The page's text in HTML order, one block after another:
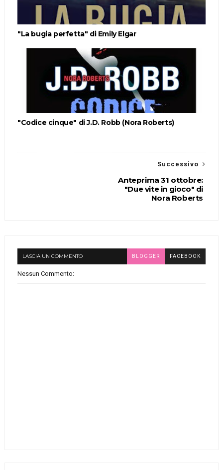
"La bugia perfetta" di Emily Elgar
"Codice cinque" di J.D. Robb (Nora Roberts)
Successivo
Anteprima 31 ottobre:
"Due vite in gioco" di
Nora Roberts
LASCIA UN COMMENTO BLOGGER FACEBOOK
Nessun Commento: